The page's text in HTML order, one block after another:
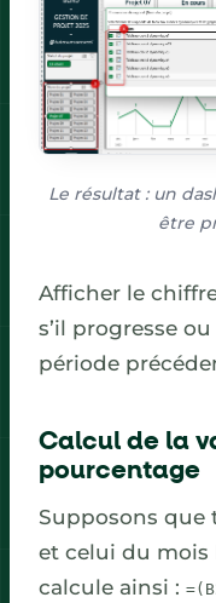
Le résultat : un
être
Afficher le
s’il progresse
période
Calcul de la
pourcentage
Supposons que
et celui du mois
calcule ainsi :